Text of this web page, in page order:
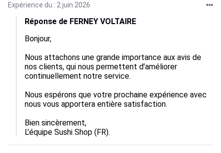
Expérience du : 2 juin 2026
Réponse de FERNEY VOLTAIRE
Bonjour,
Nous attachons une grande importance aux avis de
nos clients, qui nous permettent d’améliorer
continuellement notre service.
Nous espérons que votre prochaine expérience avec
nous vous apportera entière satisfaction.
Bien sincèrement,
L’équipe Sushi Shop (FR).